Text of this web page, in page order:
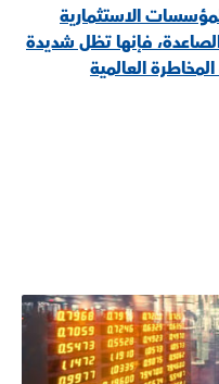
الاستثمارية
فإنها تظل شديدة
العالمية